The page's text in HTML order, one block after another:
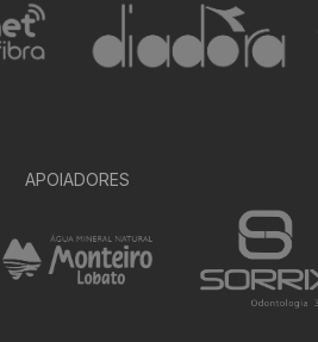
APOIADORES